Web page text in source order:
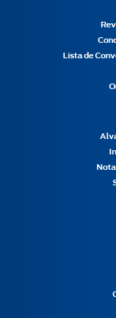
Lista de